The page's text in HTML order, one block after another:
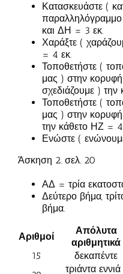
Κατασκευάστε (
και ΔΗ = 3 εκ.
Χαράξτε (
= 4 εκ.
Τοποθετήστε (
μας ) στην κορυφή
σχεδιάζουμε )
Τοποθετήστε (
μας ) στην
την κάθετο ΗΖ =
Ενώστε (
Άσκηση 2. σελ. 20
ΑΔ = τρία
Δεύτερο βήμα,
βήμα.
Αριθμοί
Απόλυτα
αριθμητικά
15
δεκαπέντε
τριάντα εννιά